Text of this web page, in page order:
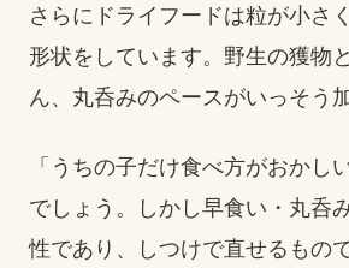
さらにドライフードは粒が小さ
形状をしています。野生の獲物
ん、丸呑みのペースがいっそう
「うちの子だけ食べ方がおか
でしょう。しかし早食い・丸呑
性であり、しつけで直せるもの